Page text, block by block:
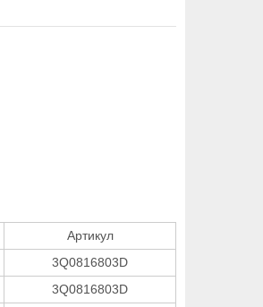
Артикул
3Q0816803D
3Q0816803D